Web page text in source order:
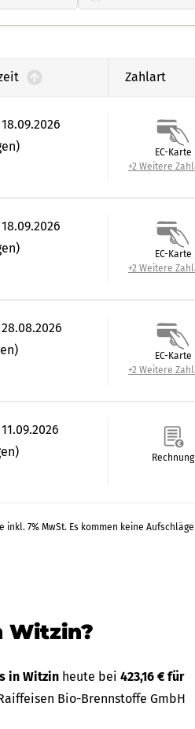
Zahlart
EC-Karte
+2 Weitere
EC-Karte
+2 Weitere
EC-Karte
+2 Weitere
Rechnung
7% MwSt. Es kommen keine
Witzin?
in Witzin heute bei 423,16 € für
Bio-Brennstoffe GmbH